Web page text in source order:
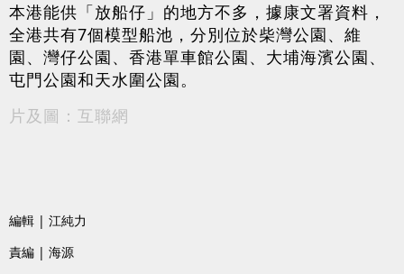
本港能供「放船仔」的地方不多，據康文署資料，
全港共有7個模型船池，分別位於柴灣公園、維
園、灣仔公園、香港單車館公園、大埔海濱公園、
屯門公園和天水圍公園。
片及圖：互聯網
編輯 | 江純力
責編 | 海源